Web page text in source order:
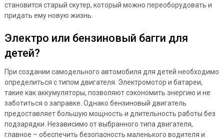
становится старый скутер, который можно переоборудовать и
придать ему новую жизнь.
Электро или бензиновый багги для
детей?
При создании самодельного автомобиля для детей необходимо
определиться с типом двигателя. Электромотор и батареи,
такие как аккумуляторы, позволяют сэкономить энергию и не
заботиться о заправке. Однако бензиновый двигатель
предоставляет большую мощность и длительность работы без
подзарядки. Независимо от выбранного типа двигателя,
главное – обеспечить безопасность маленького водителя и